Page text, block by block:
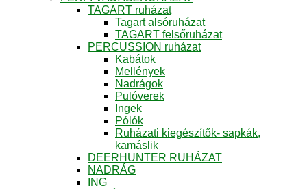
TAGART ruházat
Tagart alsóruházat
TAGART felsőruházat
PERCUSSION ruházat
Kabátok
Mellények
Nadrágok
Pulóverek
Ingek
Pólók
Ruházati kiegészítők- sapkák,
kamáslik
DEERHUNTER RUHÁZAT
NADRÁG
ING